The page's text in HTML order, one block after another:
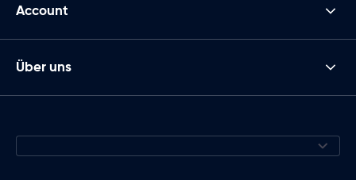
Account
Über uns